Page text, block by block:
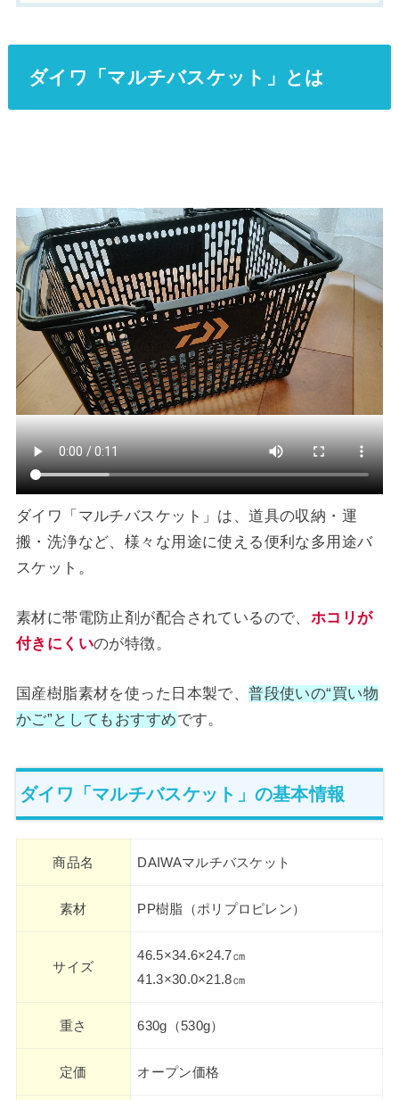
ダイワ「マルチバスケット」とは
ダイワ「マルチバスケット」は、道具の収納・運
搬・洗浄など、様々な用途に使える便利な多用途バ
スケット。
素材に帯電防止剤が配合されているので、 ホコリが
付きにくいのが特徴。
国産樹脂素材を使った日本製で、普段使いの“買い物
かご”としてもおすすめです。
ダイワ「マルチバスケット」の基本情報
商品名 DAIWAマルチバスケット
素材 PP樹脂（ポリプロピレン）
サイズ
46.5×34.6×24.7㎝
41.3×30.0×21.8㎝
重さ 630g（530g）
定価 オープン価格